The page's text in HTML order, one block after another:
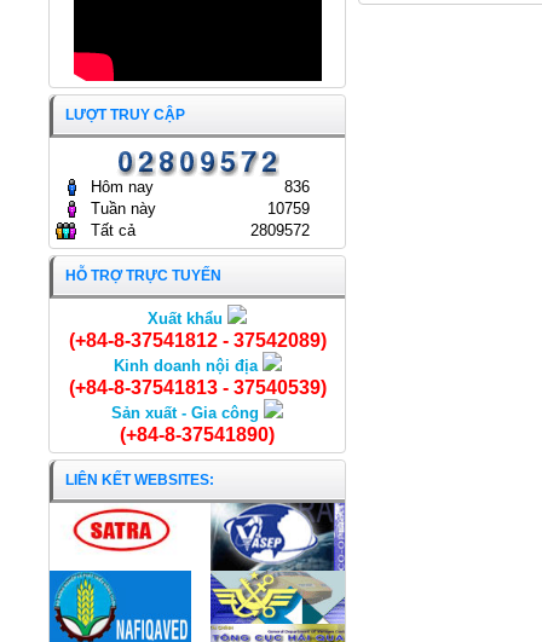
Cua đồng xoay
25/04/2025
ĐẠI HỘI ĐỒNG CỔ ĐÔNG
THƯỜNG NIÊN NĂM 2024
CÔNG TY CỔ PHẦN KINH
DOANH THỦY HẢI SẢN SÀI
GÒN
24/04/2024
LƯỢT TRUY CẬP
Hôm nay
836
Tuần này
10759
Tất cả
2809572
HỖ TRỢ TRỰC TUYẾN
Xuất khẩu
(+84-8-37541812 - 37542089)
Kinh doanh nội địa
(+84-8-37541813 - 37540539)
Sản xuất - Gia công
(+84-8-37541890)
LIÊN KẾT WEBSITES: